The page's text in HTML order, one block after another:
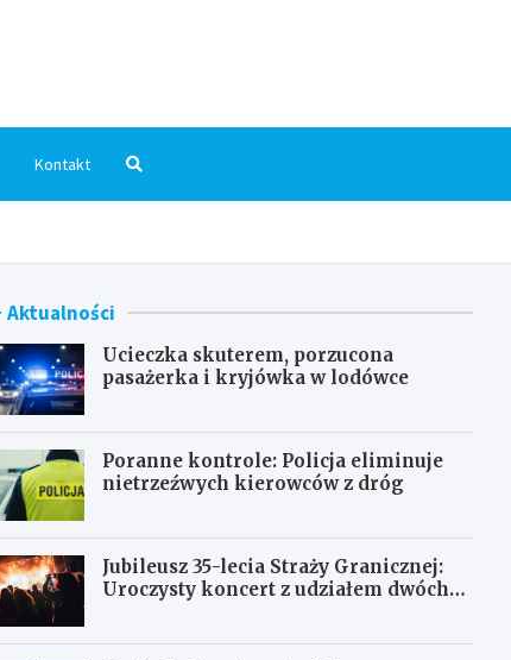
Kontakt
Aktualności
Ucieczka skuterem, porzucona
pasażerka i kryjówka w lodówce
Poranne kontrole: Policja eliminuje
nietrzeźwych kierowców z dróg
Jubileusz 35-lecia Straży Granicznej:
Uroczysty koncert z udziałem dwóch